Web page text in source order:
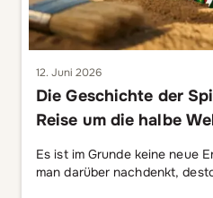
12. Juni 2026
Die Geschichte der
Reise um die halbe
Es ist im Grunde keine neue
man darüber nachdenkt,